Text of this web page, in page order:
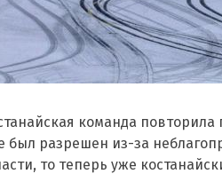
команда
был разрешен из-за
то теперь уже